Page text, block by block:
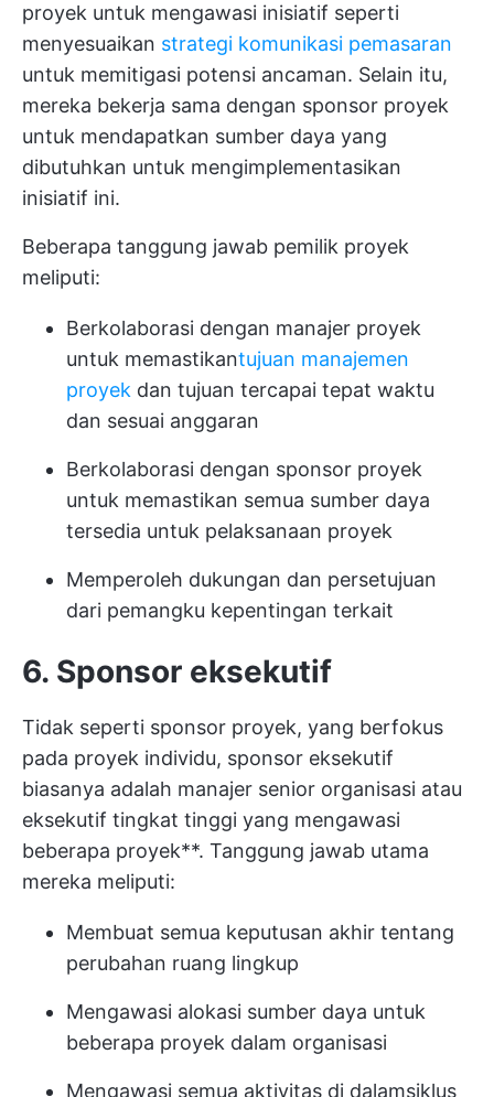
proyek untuk mengawasi inisiatif seperti
menyesuaikan strategi komunikasi pemasaran
untuk memitigasi potensi ancaman. Selain itu,
mereka bekerja sama dengan sponsor proyek
untuk mendapatkan sumber daya yang
dibutuhkan untuk mengimplementasikan
inisiatif ini.
Beberapa tanggung jawab pemilik proyek
meliputi:
Berkolaborasi dengan manajer proyek
untuk memastikantujuan manajemen
proyek dan tujuan tercapai tepat waktu
dan sesuai anggaran
Berkolaborasi dengan sponsor proyek
untuk memastikan semua sumber daya
tersedia untuk pelaksanaan proyek
Memperoleh dukungan dan persetujuan
dari pemangku kepentingan terkait
6. Sponsor eksekutif
Tidak seperti sponsor proyek, yang berfokus
pada proyek individu, sponsor eksekutif
biasanya adalah manajer senior organisasi atau
eksekutif tingkat tinggi yang mengawasi
beberapa proyek**. Tanggung jawab utama
mereka meliputi:
Membuat semua keputusan akhir tentang
perubahan ruang lingkup
Mengawasi alokasi sumber daya untuk
beberapa proyek dalam organisasi
Mengawasi semua aktivitas di dalamsiklus